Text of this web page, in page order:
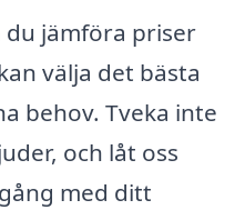
jämföra priser
välja det bästa
behov. Tveka inte
och låt oss
med ditt